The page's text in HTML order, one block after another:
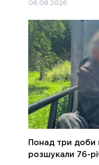
06.08.2026
Понад три доби
розшукали 76-